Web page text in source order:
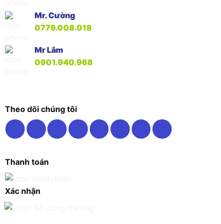
Mr. Cường
0779.008.018
Mr Lâm
0901.940.968
Theo dõi chúng tôi
Thanh toán
Xác nhận